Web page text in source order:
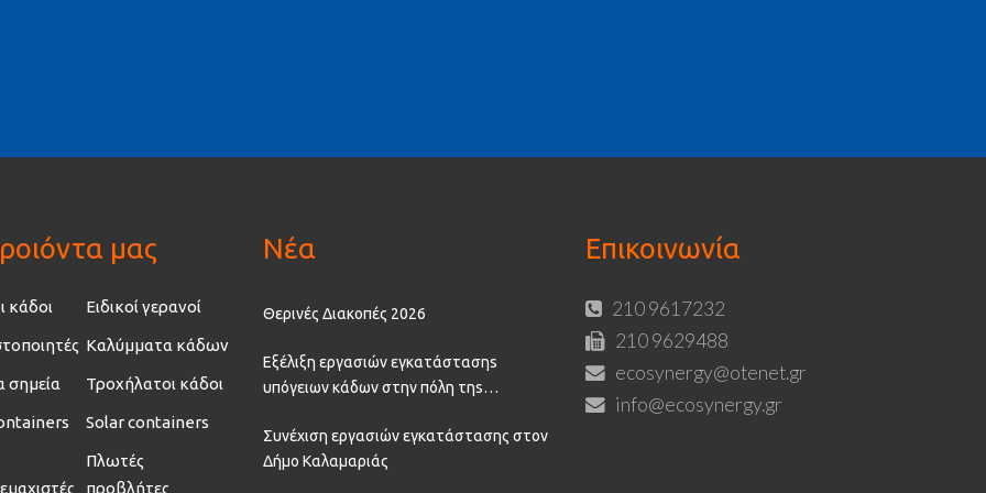
μας
κάδοι Ειδικοί γερανοί
Καλύμματα κάδων
σημεία Τροχήλατοι κάδοι
Solar containers
Πλωτές
προβλήτες
Νέα
Θερινές Διακοπές 2026
Εξέλιξη εργασιών εγκατάστασηs
υπόγειων κάδων στην πόλη τηs
Συνέχιση εργασιών εγκατάστασης στον
Δήμο Καλαμαριάς
Επικοινωνία
210 9617232
210 9629488
ecosynergy@otenet.gr
info@ecosynergy.gr